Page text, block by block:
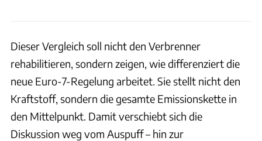
Dieser Vergleich soll nicht den Verbrenner
rehabilitieren, sondern zeigen, wie differenziert die
neue Euro-7-Regelung arbeitet. Sie stellt nicht den
Kraftstoff, sondern die gesamte Emissionskette in
den Mittelpunkt. Damit verschiebt sich die
Diskussion weg vom Auspuff – hin zur